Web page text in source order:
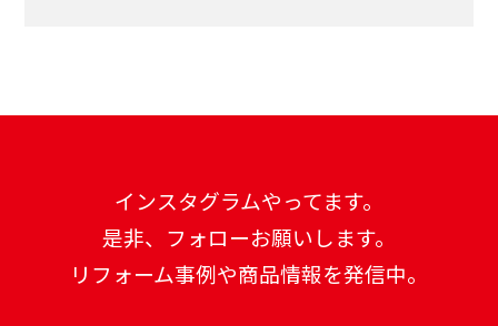
インスタグラムやってます。
是非、フォローお願いします。
リフォーム事例や商品情報を発信中。